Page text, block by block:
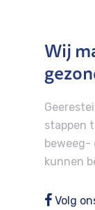
Wij
stappen
beweeg-
kunnen
Volg